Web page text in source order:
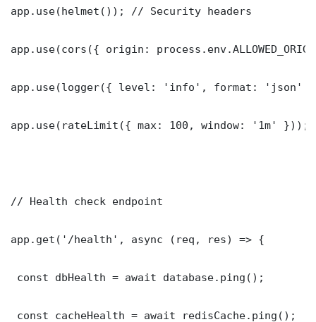
app.use(helmet()); // Security headers
app.use(cors({ origin:
app.use(logger({ level: 'info', format: 'json'
app.use(rateLimit({ max: 100, window: '1m' }));
// Health check endpoint
app.get('/health', async (req, res) => {
const dbHealth = await database.ping();
const cacheHealth = await redisCache.ping();